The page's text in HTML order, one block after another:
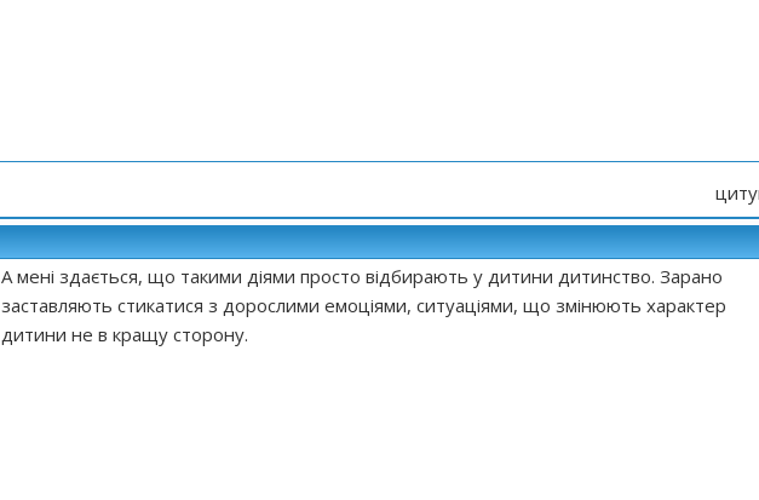
А мені здається, що такими діями просто відбирають у дитини дитинство. Зарано
заставляють стикатися з дорослими емоціями, ситуаціями, що змінюють характер
дитини не в кращу сторону.